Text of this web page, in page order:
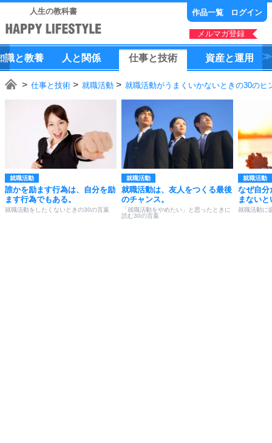
人生の教科書 作品一覧 ログイン
メルマガ登録
識と教養 人 と 関係 仕事と技術 資産と運用
仕事と技術 就職活動 就職活動がうまくいかないときの30のヒ
就職活動
誰かを励ます行為は、自分を励
ます行為でもある。
就職活動をしたくないときの30の言葉
就職活動
就職活動は、友人をつくる最後
のチャンス。
「就職活動をやめたい」と思ったときに
読む30の言葉
就職活動
なぜ自分
まない
就職活動に